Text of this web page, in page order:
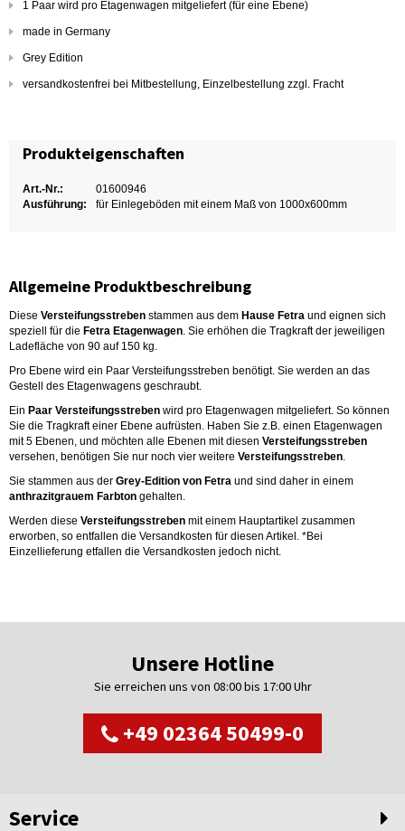
1 Paar wird pro Etagenwagen mitgeliefert (für eine Ebene)
made in Germany
Grey Edition
versandkostenfrei bei Mitbestellung, Einzelbestellung zzgl. Fracht
Produkteigenschaften
Art.-Nr.:
01600946
Ausführung:
für Einlegeböden mit einem Maß von 1000x600mm
Allgemeine Produktbeschreibung
Diese Versteifungsstreben stammen aus dem Hause Fetra und eignen sich
speziell für die Fetra Etagenwagen. Sie erhöhen die Tragkraft der jeweiligen
Ladefläche von 90 auf 150 kg.
Pro Ebene wird ein Paar Versteifungsstreben benötigt. Sie werden an das
Gestell des Etagenwagens geschraubt.
Ein Paar Versteifungsstreben wird pro Etagenwagen mitgeliefert. So können
Sie die Tragkraft einer Ebene aufrüsten. Haben Sie z.B. einen Etagenwagen
mit 5 Ebenen, und möchten alle Ebenen mit diesen Versteifungsstreben
versehen, benötigen Sie nur noch vier weitere Versteifungsstreben.
Sie stammen aus der Grey-Edition von Fetra und sind daher in einem
anthrazitgrauem Farbton gehalten.
Werden diese Versteifungsstreben mit einem Hauptartikel zusammen
erworben, so entfallen die Versandkosten für diesen Artikel. *Bei
Einzellieferung etfallen die Versandkosten jedoch nicht.
Unsere Hotline
Sie erreichen uns von 08:00 bis 17:00 Uhr
+49 02364 50499-0
Service